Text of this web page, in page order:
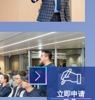
立即申请